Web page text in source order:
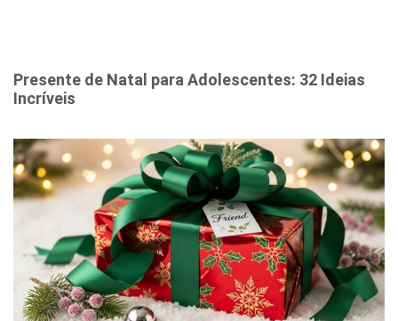
Presente de Natal para Adolescentes: 32 Ideias
Incríveis